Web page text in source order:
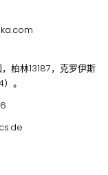
柏林13187，克罗伊斯
。